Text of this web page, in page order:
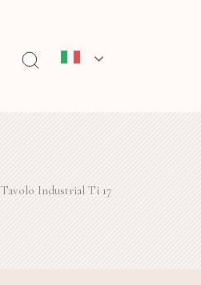
Tavolo Industrial Ti 17